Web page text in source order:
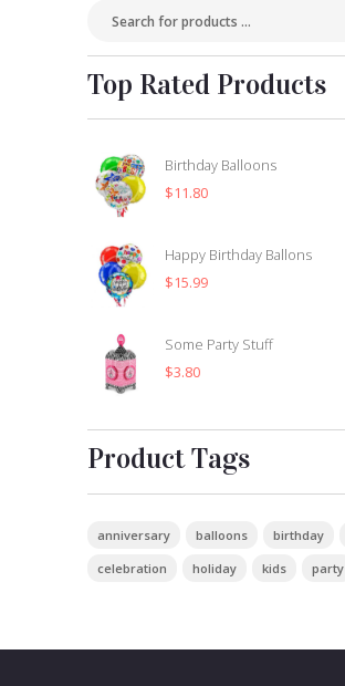
Top Rated Products
Birthday Balloons
$11.80
Happy Birthday Ballons
$15.99
Some Party Stuff
$3.80
Product Tags
anniversary balloons birthday
celebration
holiday kids party